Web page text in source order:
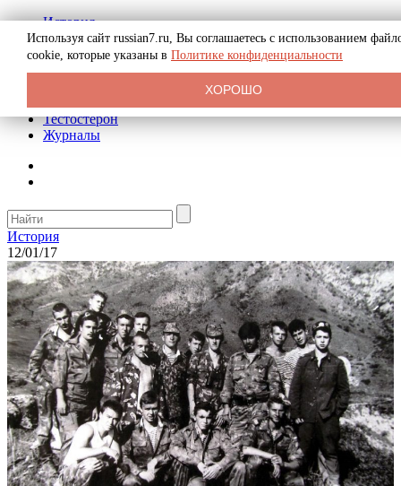
История
Биография
Криминал
Реклама на сайте
Тестостерон
Журналы
История
12/01/17
Используя сайт russian7.ru, Вы соглашаетесь с использованием
cookie, которые указаны в Политике конфиденциальности
ХОРОШО